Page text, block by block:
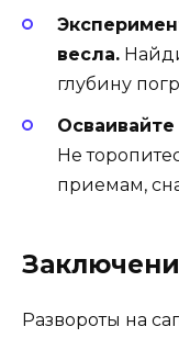
весла.
глубину
Не
приемам,
Развороты на